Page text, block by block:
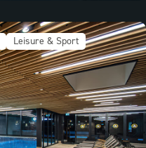
Leisure & Sport